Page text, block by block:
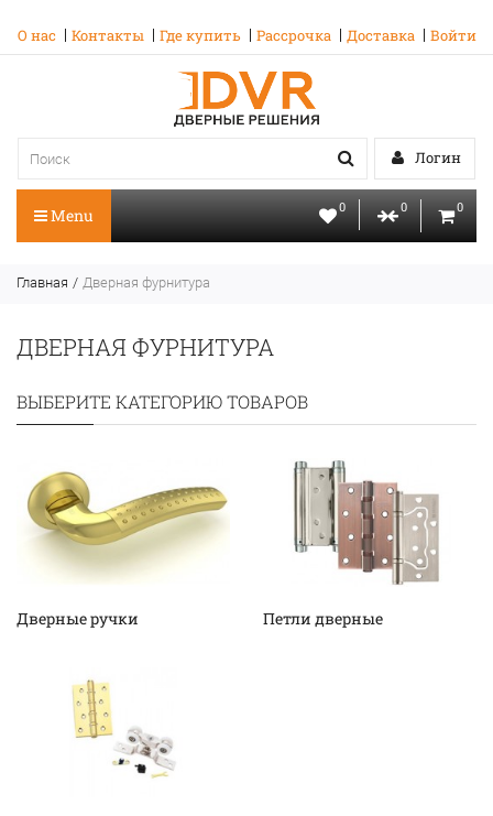
О нас Контакты Где купить Рассрочка Доставка Войти
Логин
0 0 0
Menu
Главная Дверная фурнитура
ДВЕРНАЯ ФУРНИТУРА
ВЫБЕРИТЕ КАТЕГОРИЮ ТОВАРОВ
Дверные ручки Петли дверные